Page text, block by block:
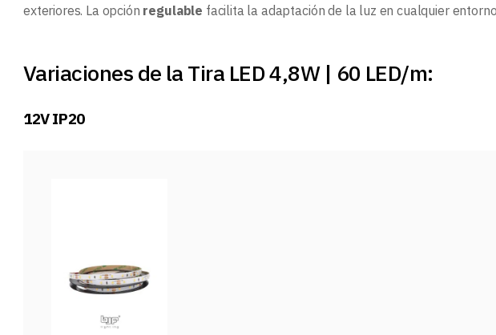
exteriores. La opción regulable facilita la adaptación de la luz en cualquier
Variaciones de la Tira LED 4,8W | 60 LED/m:
12V IP20